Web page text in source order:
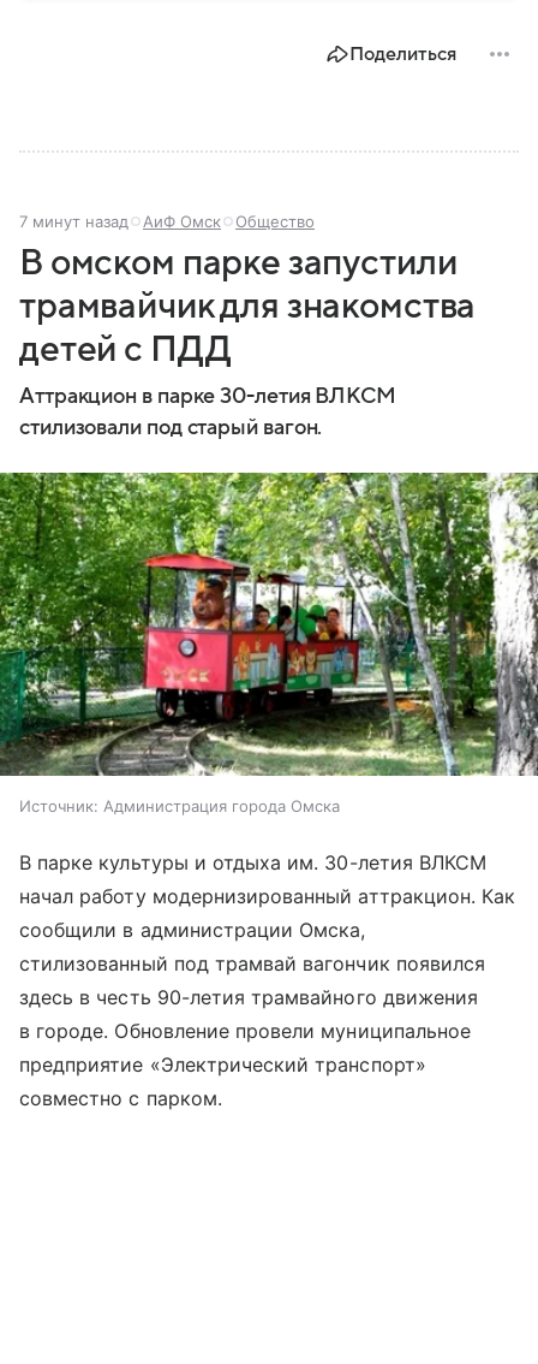
Поделиться
7 минут назад АиФ Омск Общество
В омском парке запустили
трамвайчик для знакомства
детей с ПДД
Аттракцион в парке 30-летия ВЛКСМ
стилизовали под старый вагон.
Источник: Администрация города Омска
В парке культуры и отдыха им. 30-летия ВЛКСМ
начал работу модернизированный аттракцион. Как
сообщили в администрации Омска,
стилизованный под трамвай вагончик появился
здесь в честь 90-летия трамвайного движения
в городе. Обновление провели муниципальное
предприятие «Электрический транспорт»
совместно с парком.